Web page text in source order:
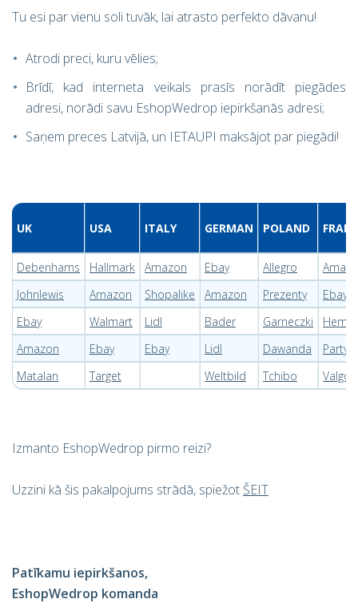
Tu esi par vienu soli tuvāk, lai atrasto perfekto dāvanu!
Atrodi preci, kuru vēlies;
Brīdī, kad interneta veikals prasīs norādīt piegādes
adresi, norādi savu EshopWedrop iepirkšanās adresi;
Saņem preces Latvijā, un IETAUPI maksājot par piegādi!
UK USA ITALY GERMAN POLAND
Debenhams Hallmark Amazon Ebay Allegro
Johnlewis
Amazon Shopalike Amazon Prezenty
Ebay
Ebay
Walmart Lidl Bader Garneczki
Hema
Amazon
Ebay Ebay Lidl Dawanda
Matalan
Target Weltbild Tchibo
Izmanto EshopWedrop pirmo reizi?
Uzzini kā šis pakalpojums strādā, spiežot ŠEIT
Patīkamu iepirkšanos,
EshopWedrop komanda